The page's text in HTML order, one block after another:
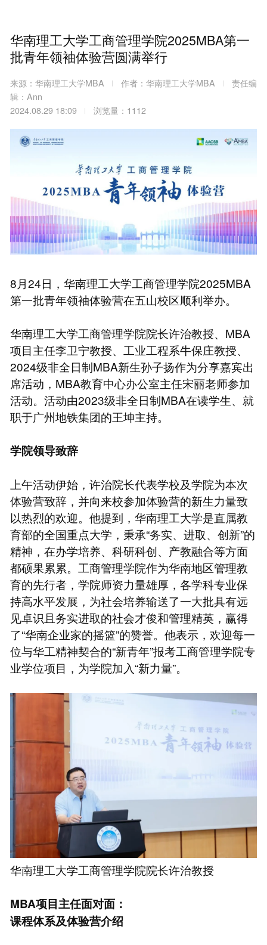
华南理工大学工商管理学院2025MBA第一
批青年领袖体验营圆满举行
来源：华南理工大学MBA 作者：华南理工大学MBA
责任编
辑：Ann
2024.08.29 18:09
浏览量：1112
8月24日，华南理工大学工商管理学院2025MBA
第一批青年领袖体验营在五山校区顺利举办。
华南理工大学工商管理学院院长许治教授、MBA
项目主任李卫宁教授、工业工程系牛保庄教授、
2024级非全日制MBA新生孙子扬作为分享嘉宾出
席活动，MBA教育中心办公室主任宋丽老师参加
活动。活动由2023级非全日制MBA在读学生、就
职于广州地铁集团的王坤主持。
学院领导致辞
上午活动伊始，许治院长代表学校及学院为本次
体验营致辞，并向来校参加体验营的新生力量致
以热烈的欢迎。他提到，华南理工大学是直属教
育部的全国重点大学，秉承“务实、进取、创新”的
精神，在办学培养、科研科创、产教融合等方面
都硕果累累。工商管理学院作为华南地区管理教
育的先行者，学院师资力量雄厚，各学科专业保
持高水平发展，为社会培养输送了一大批具有远
见卓识且务实进取的社会才俊和管理精英，赢得
了“华南企业家的摇篮”的赞誉。他表示，欢迎每一
位与华工精神契合的“新青年”报考工商管理学院专
业学位项目，为学院加入“新力量”。
华南理工大学工商管理学院院长许治教授
MBA项目主任面对面：
课程体系及体验营介绍